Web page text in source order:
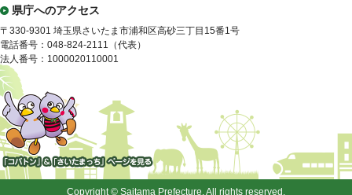
県庁へのアクセス
〒330-9301 埼玉県さいたま市浦和区高砂三丁目15番1号
電話番号：048-824-2111（代表）
法人番号：1000020110001
「コバトン」&「さいたまっ
Copyright © Saitama Prefecture. All rights reserved.